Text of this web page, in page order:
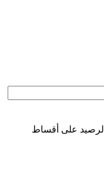
الرصيد على أقساط